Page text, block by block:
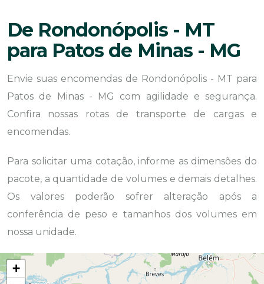
De Rondonópolis - MT
para Patos de Minas - MG
Envie suas encomendas de Rondonópolis - MT para
Patos de Minas - MG com agilidade e segurança.
Confira nossas rotas de transporte de cargas e
encomendas.
Para solicitar uma cotação, informe as dimensões do
pacote, a quantidade de volumes e demais detalhes.
Os valores poderão sofrer alteração após a
conferência de peso e tamanhos dos volumes em
nossa unidade.
+